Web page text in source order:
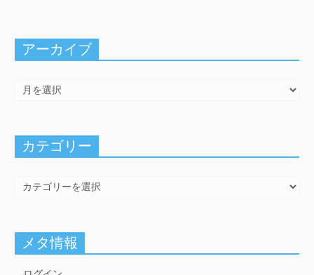
アーカイブ
カテゴリー
メタ情報